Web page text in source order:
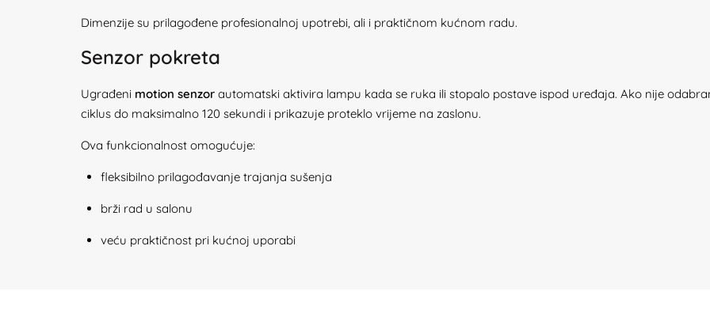
Dimenzije su prilagođene profesionalnoj upotrebi, ali i praktičnom kućnom radu.
Senzor pokreta
Ugrađeni motion senzor automatski aktivira lampu kada se ruka ili stopalo postave ispod uređaja. Ako nije
ciklus do maksimalno 120 sekundi i prikazuje proteklo vrijeme na zaslonu.
Ova funkcionalnost omogućuje:
fleksibilno prilagođavanje trajanja sušenja
brži rad u salonu
veću praktičnost pri kućnoj uporabi